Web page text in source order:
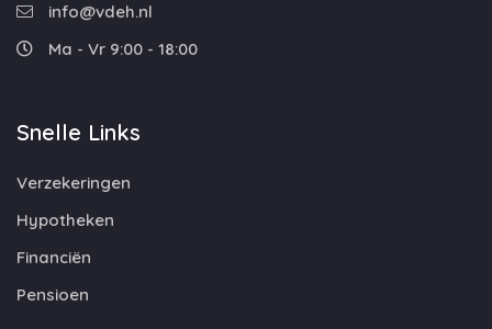
info@vdeh.nl
Ma - Vr 9:00 - 18:00
Snelle Links
Verzekeringen
Hypotheken
Financiën
Pensioen